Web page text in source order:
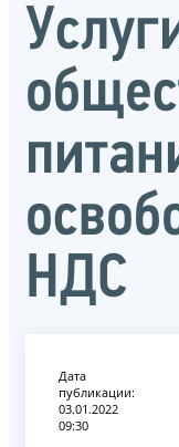
НДС
Дата
публикации:
03.01.2022
09:30